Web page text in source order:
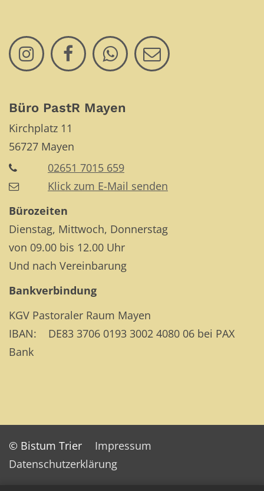
Büro PastR Mayen
Kirchplatz 11
56727 Mayen
02651 7015 659
Klick zum E-Mail senden
Bürozeiten
Dienstag, Mittwoch, Donnerstag
von 09.00 bis 12.00 Uhr
Und nach Vereinbarung
Bankverbindung
KGV Pastoraler Raum Mayen
IBAN: DE83 3706 0193 3002 4080 06 bei PAX
Bank
© Bistum Trier
Impressum
Datenschutzerklärung